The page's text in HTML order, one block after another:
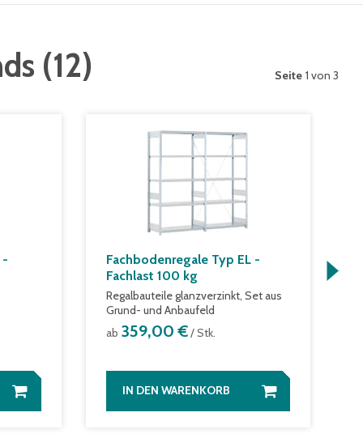
(12) Seite 1 von 3
-
Fachbodenregale Typ EL -
Fachlast 100 kg
Regalbauteile glanzverzinkt, Set aus
Grund- und Anbaufeld
ab 359,00 €/ Stk.
IN DEN WARENKORB